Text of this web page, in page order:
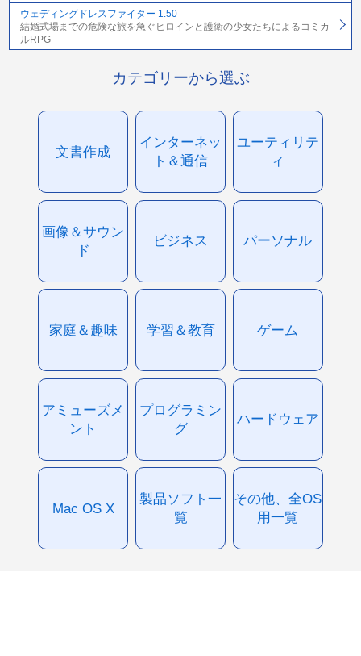
ウェディングドレスファイター 1.50
結婚式場までの危険な旅を急ぐヒロインと護衛の少女たちによるコミカ
ルRPG
カテゴリーから選ぶ
文書作成
インターネッ
ト＆通信
ユーティリテ
ィ
画像＆サウン
ド
ビジネス パーソナル
家庭＆趣味 学習＆教育 ゲーム
アミューズメ
ント
プログラミン
グ
ハードウェア
Mac OS X
製品ソフト一
覧
その他、全OS
用一覧